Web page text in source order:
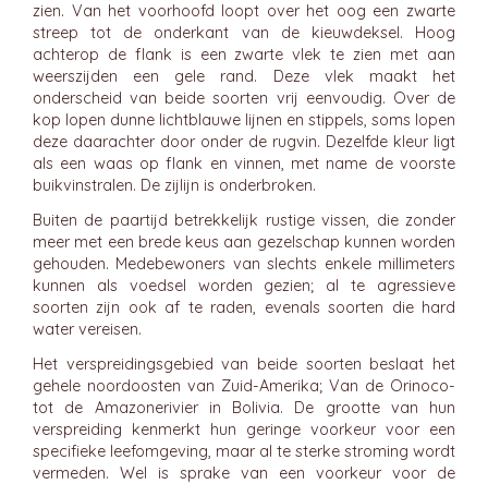
zien. Van het voorhoofd loopt over het oog een zwarte
streep tot de onderkant van de kieuwdeksel. Hoog
achterop de flank is een zwarte vlek te zien met aan
weerszijden een gele rand. Deze vlek maakt het
onderscheid van beide soorten vrij eenvoudig. Over de
kop lopen dunne lichtblauwe lijnen en stippels, soms lopen
deze daarachter door onder de rugvin. Dezelfde kleur ligt
als een waas op flank en vinnen, met name de voorste
buikvinstralen. De zijlijn is onderbroken.
Buiten de paartijd betrekkelijk rustige vissen, die zonder
meer met een brede keus aan gezelschap kunnen worden
gehouden. Medebewoners van slechts enkele millimeters
kunnen als voedsel worden gezien; al te agressieve
soorten zijn ook af te raden, evenals soorten die hard
water vereisen.
Het verspreidingsgebied van beide soorten beslaat het
gehele noordoosten van Zuid-Amerika; Van de Orinoco-
tot de Amazonerivier in Bolivia. De grootte van hun
verspreiding kenmerkt hun geringe voorkeur voor een
specifieke leefomgeving, maar al te sterke stroming wordt
vermeden. Wel is sprake van een voorkeur voor de